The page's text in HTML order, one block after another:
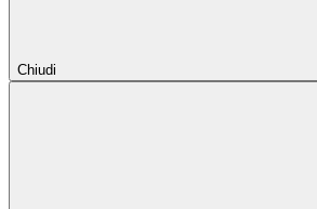
Chiudi